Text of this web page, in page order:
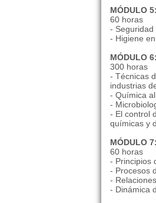
MÓDULO
60 horas
-
- Higiene
MÓDULO
300 horas
- Técnicas
industrias
- Química
-
- El control
químicas y
MÓDULO
60 horas
- Principios
- Procesos
-
- Dinámica